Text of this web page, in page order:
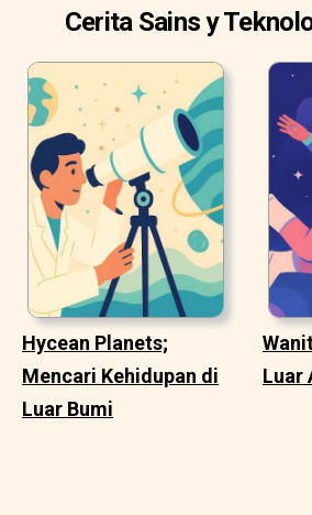
Cerita Sains y
Hycean Planets;
Mencari Kehidupan di
Luar Bumi
Luar